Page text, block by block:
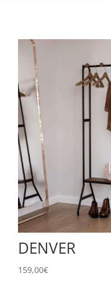
DENVER
159,00€